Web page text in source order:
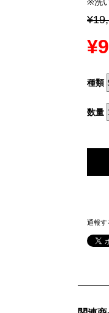
※洗
種類
数量
通報す